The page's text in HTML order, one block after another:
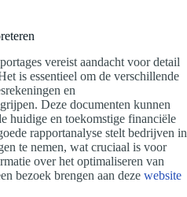
vereist aandacht voor detail
is essentieel om de verschillende
en
Deze documenten kunnen
huidige en toekomstige financiële
rapportanalyse stelt bedrijven in
te nemen, wat cruciaal is voor
over het optimaliseren van
bezoek brengen aan deze website